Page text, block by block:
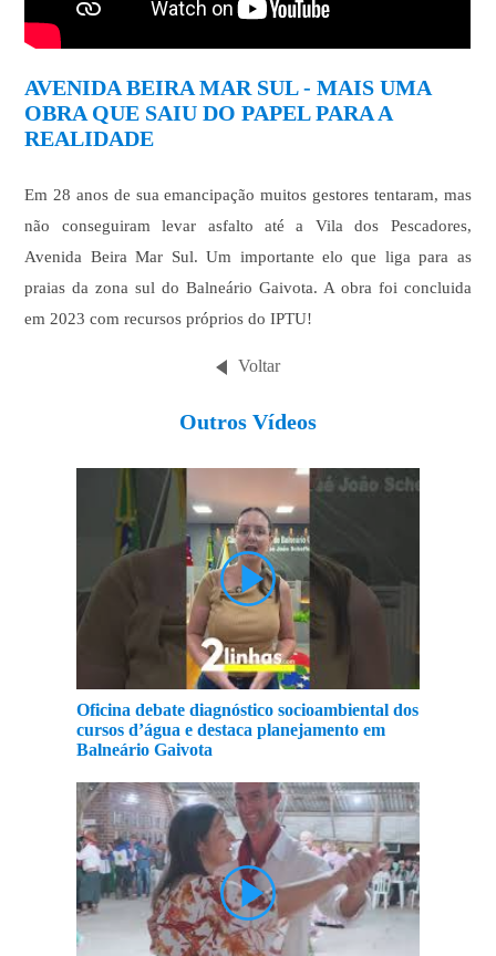
AVENIDA BEIRA MAR SUL - MAIS UMA
OBRA QUE SAIU DO PAPEL PARA A
REALIDADE
Em 28 anos de sua emancipação muitos gestores tentaram, mas
não conseguiram levar asfalto até a Vila dos Pescadores,
Avenida Beira Mar Sul. Um importante elo que liga para as
praias da zona sul do Balneário Gaivota. A obra foi concluida
em 2023 com recursos próprios do IPTU!
Voltar
Outros Vídeos
Oficina debate diagnóstico socioambiental dos
cursos d’água e destaca planejamento em
Balneário Gaivota